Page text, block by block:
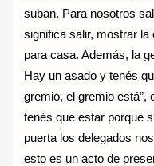
suban. Para nosotros
significa salir, mostrar
para casa. Además, la
Hay un asado y tenés
gremio, el gremio está”,
tenés que estar porque
puerta los delegados
esto es un acto de